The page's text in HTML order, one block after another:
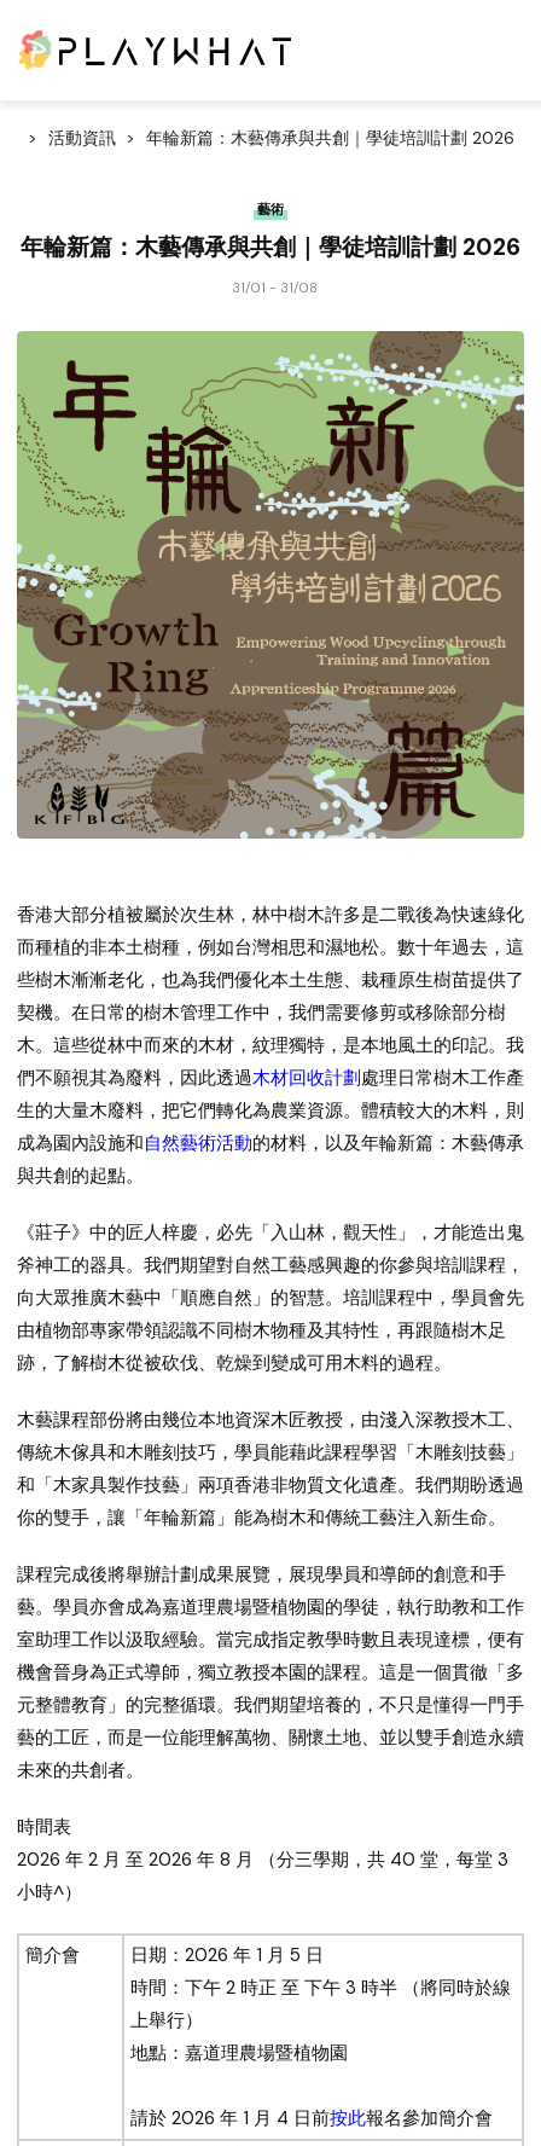
活動資訊 年輪新篇：木藝傳承與共創｜學徒培訓計劃 2026
藝術
年輪新篇：木藝傳承與共創｜學徒培訓計劃 2026
31/01 - 31/08
香港大部分植被屬於次生林，林中樹木許多是二戰後為快速綠化
而種植的非本土樹種，例如台灣相思和濕地松。數十年過去，這
些樹木漸漸老化，也為我們優化本土生態、栽種原生樹苗提供了
契機。在日常的樹木管理工作中，我們需要修剪或移除部分樹
木。這些從林中而來的木材，紋理獨特，是本地風土的印記。我
們不願視其為廢料，因此透過木材回收計劃處理日常樹木工作產
生的大量木廢料，把它們轉化為農業資源。體積較大的木料，則
成為園內設施和自然藝術活動的材料，以及年輪新篇：木藝傳承
與共創的起點。
《莊子》中的匠人梓慶，必先「入山林，觀天性」，才能造出鬼
斧神工的器具。我們期望對自然工藝感興趣的你參與培訓課程，
向大眾推廣木藝中「順應自然」的智慧。培訓課程中，學員會先
由植物部專家帶領認識不同樹木物種及其特性，再跟隨樹木足
跡，了解樹木從被砍伐、乾燥到變成可用木料的過程。
木藝課程部份將由幾位本地資深木匠教授，由淺入深教授木工、
傳統木傢具和木雕刻技巧，學員能藉此課程學習「木雕刻技藝」
和「木家具製作技藝」兩項香港非物質文化遺產。我們期盼透過
你的雙手，讓「年輪新篇」能為樹木和傳統工藝注入新生命。
課程完成後將舉辦計劃成果展覽，展現學員和導師的創意和手
藝。學員亦會成為嘉道理農場暨植物園的學徒，執行助教和工作
室助理工作以汲取經驗。當完成指定教學時數且表現達標，便有
機會晉身為正式導師，獨立教授本園的課程。這是一個貫徹「多
元整體教育」的完整循環。我們期望培養的，不只是懂得一門手
藝的工匠，而是一位能理解萬物、關懷土地、並以雙手創造永續
未來的共創者。
時間表
2026 年 2 月 至 2026 年 8 月 （分三學期，共 40 堂，每堂 3
小時^）
簡介會
日期：2026 年 1 月 5 日
時間：下午 2 時正 至 下午 3 時半 （將同時於線
上舉行）
地點：嘉道理農場暨植物園
請於 2026 年 1 月 4 日前按此報名參加簡介會